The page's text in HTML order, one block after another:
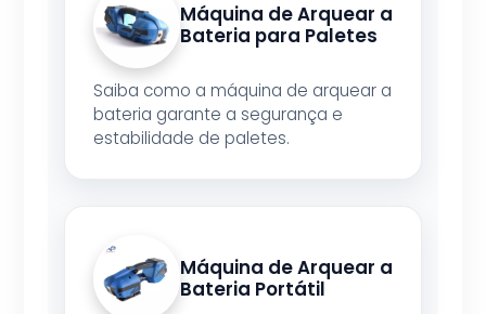
Máquina de Arquear a
Bateria para Paletes
Saiba como a máquina de arquear a
bateria garante a segurança e
estabilidade de paletes.
Máquina de Arquear a
Bateria Portátil